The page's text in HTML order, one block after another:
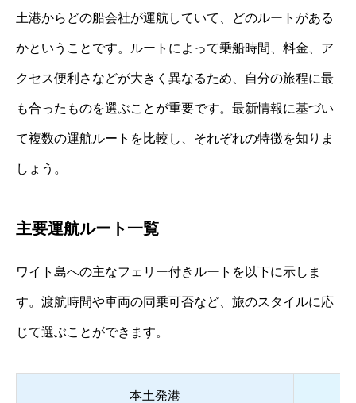
土港からどの船会社が運航していて、どのルートがある
かということです。ルートによって乗船時間、料金、ア
クセス便利さなどが大きく異なるため、自分の旅程に最
も合ったものを選ぶことが重要です。最新情報に基づい
て複数の運航ルートを比較し、それぞれの特徴を知りま
しょう。
主要運航ルート一覧
ワイト島への主なフェリー付きルートを以下に示しま
す。渡航時間や車両の同乗可否など、旅のスタイルに応
じて選ぶことができます。
本土発港